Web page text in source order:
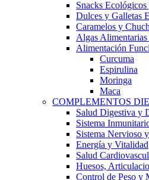
Snacks
Dulces y Galletas
Caramelos y
Algas
Alimentación
Curcuma
Espirulina
Moringa
Maca
COMPLEMENTOS
Salud Digestiva y
Sistema
Sistema Nervioso
Energía y Vitalidad
Salud
Huesos,
Control de Peso y